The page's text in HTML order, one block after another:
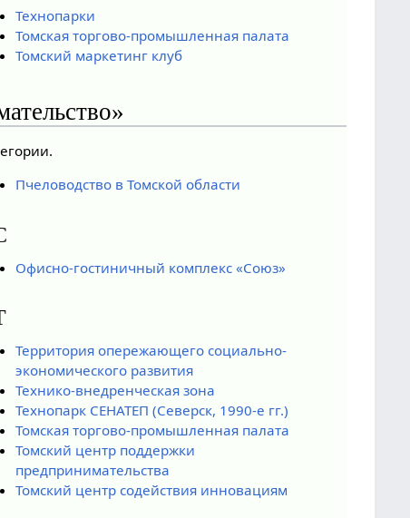
Технопарки
Томская торгово-промышленная палата
Томский маркетинг клуб
Пчеловодство в Томской области
Офисно-гостиничный комплекс «Союз»
Территория опережающего социально-
экономического развития
Технико-внедренческая зона
Технопарк СЕНАТЕП (Северск, 1990-е гг.)
Томская торгово-промышленная палата
Томский центр поддержки
предпринимательства
Томский центр содействия инновациям